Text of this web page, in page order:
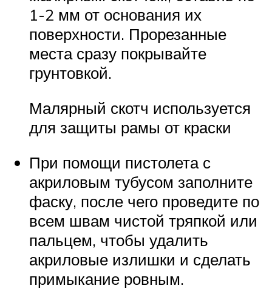
1-2 мм от основания их
поверхности. Прорезанные
места сразу покрывайте
грунтовкой.
Малярный скотч используется
для защиты рамы от краски
При помощи пистолета с
акриловым тубусом заполните
фаску, после чего проведите по
всем швам чистой тряпкой или
пальцем, чтобы удалить
акриловые излишки и сделать
примыкание ровным.